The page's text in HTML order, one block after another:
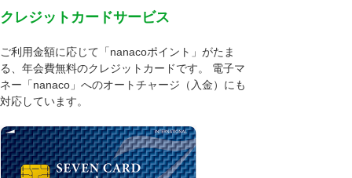
クレジットカードサービス
ご利用金額に応じて「nanacoポイント」がたま
る、年会費無料のクレジットカードです。 電子マ
ネー「nanaco」へのオートチャージ（入金）にも
対応しています。